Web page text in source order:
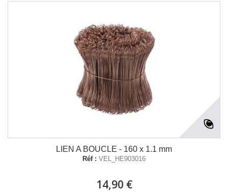
LIEN A BOUCLE - 160 x 1.1 mm
Réf : VEL_HE903016
14,90 €